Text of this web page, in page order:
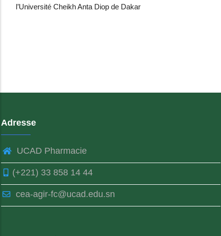
l’Université Cheikh Anta Diop de Dakar
Adresse
UCAD Pharmacie
(+221) 33 858 14 44
cea-agir-fc@ucad.edu.sn